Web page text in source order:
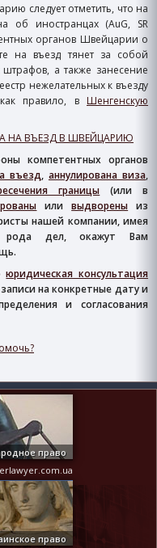
следует отметить, что на
об иностранцах (AuG, SR
органов Швейцарии о
на въезд тянет за собой
а также занесение
нежелательных к въезду
правило, в Шенгенскую
НА ВЪЕЗД В ШВЕЙЦАРИЮ
компетентных органов
въезд, аннулирована виза,
границы (или в
иливыдворены из
нашей компании, имея
рода дел, окажут Вам
юридическая консультация
на конкретные дату и
и согласования
право
право